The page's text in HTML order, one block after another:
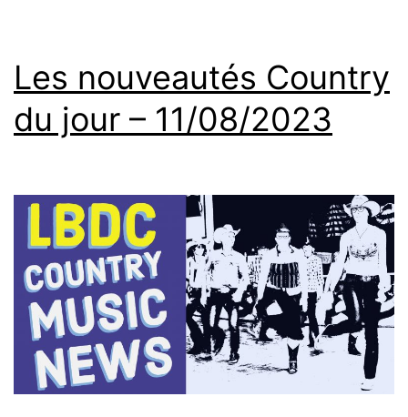
Les nouveautés Country
du jour – 11/08/2023